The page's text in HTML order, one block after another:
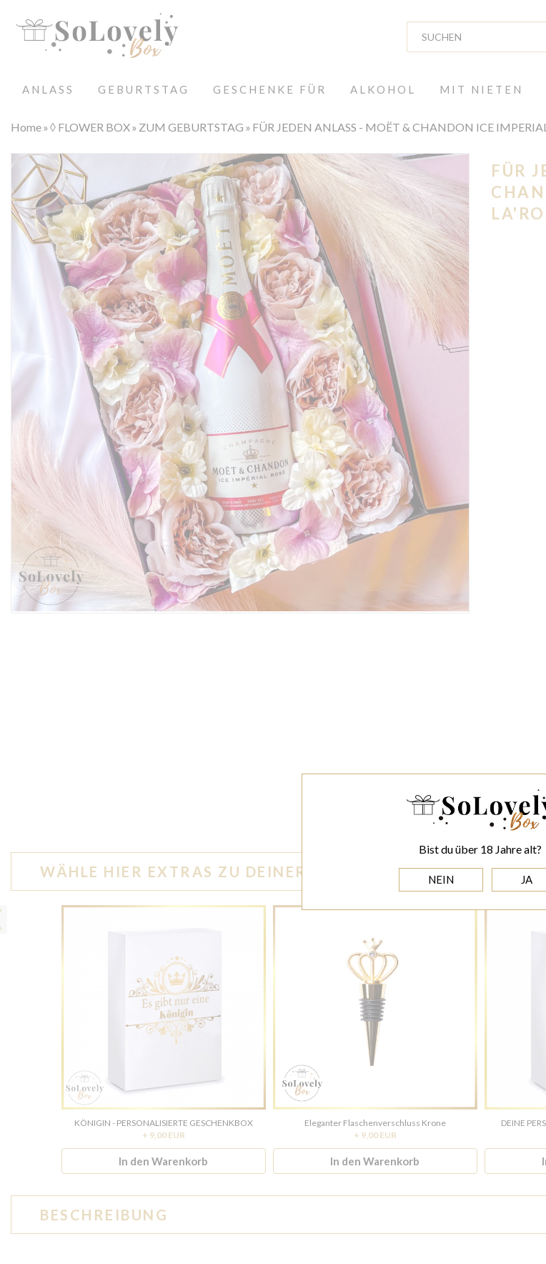
Bist du über 18 Jahre alt?
NEIN JA
ANLASS GEBURTSTAG GESCHENKE FÜR ALKOHOL MIT NIETEN
Home ◊ FLOWER BOX ZUM GEBURTSTAG FÜR JEDEN ANLASS - MOËT & CHANDON ICE
FÜR
WÄHLE HIER EXTRAS ZU DEINER BESTELLUNG AUS:
KÖNIGIN - PERSONALISIERTE GESCHENKBOX
+ 9,00 EUR
In den Warenkorb
Eleganter Flaschenverschluss Krone
+ 9,00 EUR
In den Warenkorb
DEINE
BESCHREIBUNG